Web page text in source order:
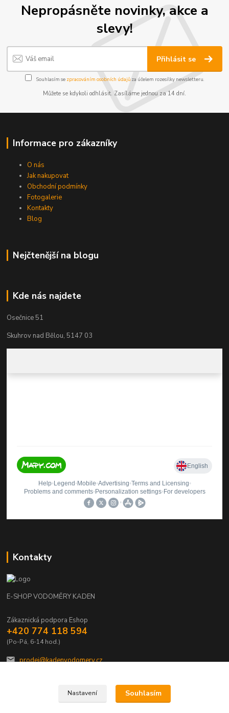
Nepropásněte novinky, akce a
slevy!
Přihlásit se
Souhlasím se zpracováním osobních údajůza účelem rozesílky newsletteru.
Můžete se kdykoli odhlásit. Zasíláme jednou za 14 dní.
Informace pro zákazníky
O nás
Jak nakupovat
Obchodní podmínky
Fotogalerie
Kontakty
Blog
Nejčtenější na blogu
Kde nás najdete
Osečnice 51
Skuhrov nad Bělou, 5147 03
Kontakty
E-SHOP VODOMĚRY KADEN
Zákaznická podpora Eshop
+420 774 118 594
(Po-Pá, 6-14 hod.)
prodej@kadenvodomery.cz
Nastavení Souhlasím